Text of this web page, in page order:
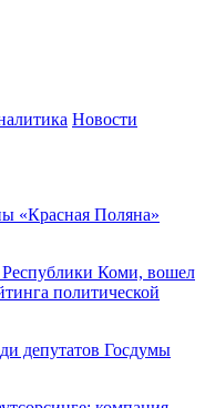
Новости
«Красная Поляна»
Коми, вошел
политической
депутатов Госдумы